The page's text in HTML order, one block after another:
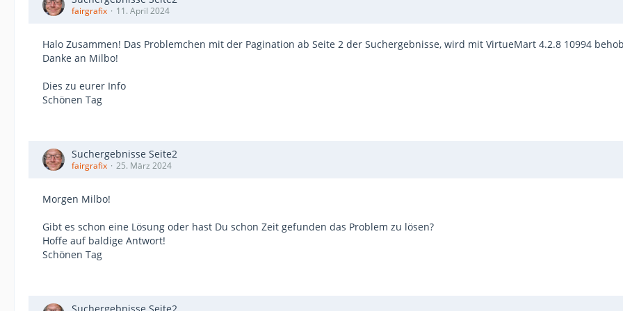
fairgrafix 11. April 2024
Halo Zusammen! Das Problemchen mit der Pagination ab Seite 2 der Suchergebnisse, wird mit VirtueMart 4.2.8 10994
Danke an Milbo!
Dies zu eurer Info
Schönen Tag
Suchergebnisse Seite2
fairgrafix 25. März 2024
Morgen Milbo!
Gibt es schon eine Lösung oder hast Du schon Zeit gefunden das Problem zu lösen?
Hoffe auf baldige Antwort!
Schönen Tag